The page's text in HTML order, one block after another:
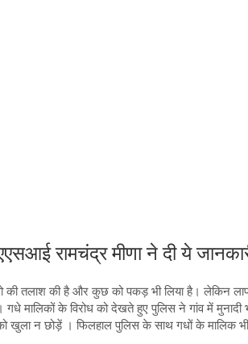
रामचंद्र मीणा ने दी ये
की तलाश की है और कुछ को पकड़ भी लिया है। लेकिन
मालिकों के विरोध को देखते हुए पुलिस ने गांव में मुनादी
खुला न छोड़ें । फिलहाल पुलिस के साथ गधों के मालिक